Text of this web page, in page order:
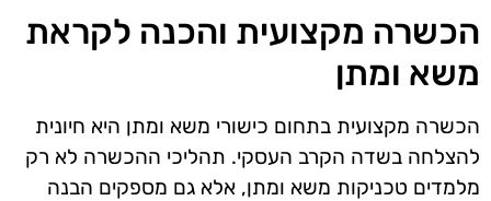
הכשרה מקצועית והכנה לקראת
משא ומתן
הכשרה מקצועית בתחום כישורי משא ומתן היא חיונית
להצלחה בשדה הקרב העסקי. תהליכי ההכשרה לא רק
מלמדים טכניקות משא ומתן, אלא גם מספקים הבנה